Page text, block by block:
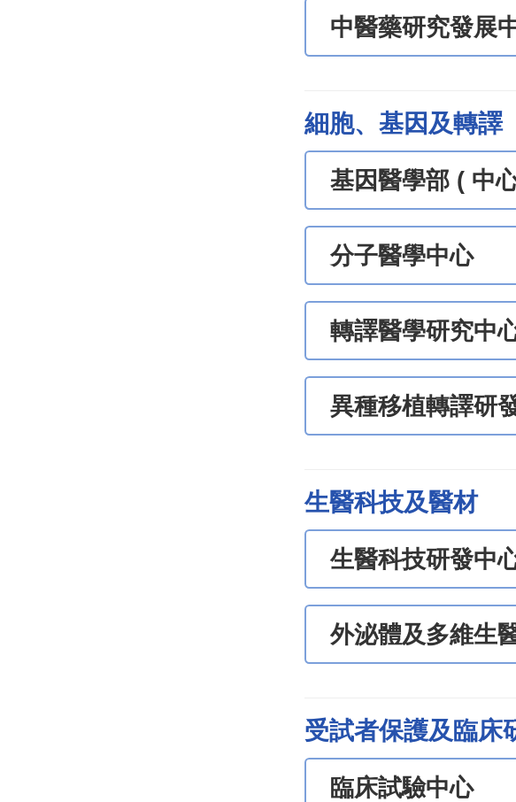
中醫藥研究發展
細胞、基因及轉譯
基因醫學部 ( 中
分子醫學中心
轉譯醫學研究中
異種移植轉譯研
生醫科技及醫材
生醫科技研發中
外泌體及多維生
受試者保護及臨床
臨床試驗中心